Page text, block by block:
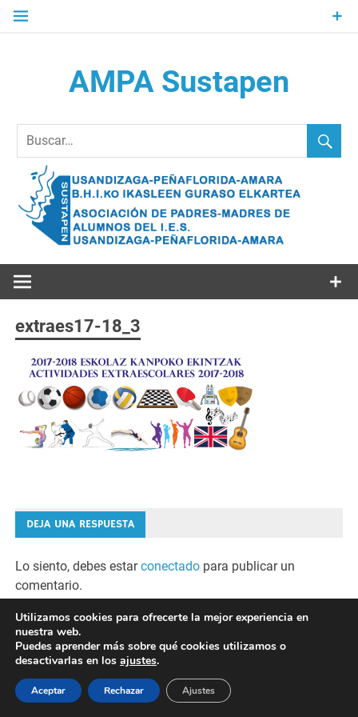
Saltar
AMPA Sustapen
Elkartea Asociación de Padres-Madres de Alumnos del I.E.S.
extraes17-18_3
DEJA UNA RESPUESTA
Lo siento, debes estarconectado para publicar un
comentario.
Desarrollado porWordPressyMerlin.
Utilizamos cookies para ofrecerte la mejor experiencia en
nuestra web.
Puedes aprender más sobre qué cookies utilizamos o
desactivarlas en los ajustes.
Aceptar Rechazar Ajustes